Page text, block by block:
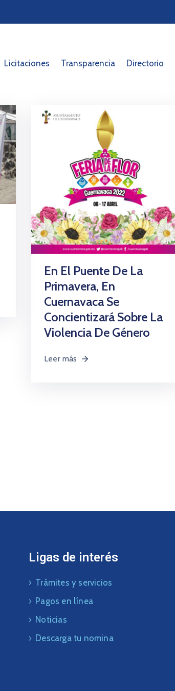
Licitaciones Transparencia Directorio
En El Puente De La
Primavera, En
Cuernavaca Se
Concientizará Sobre La
Violencia De Género
Leer más
Ligas de interés
Trámites y servicios
Pagos en línea
Noticias
Descarga tu nomina